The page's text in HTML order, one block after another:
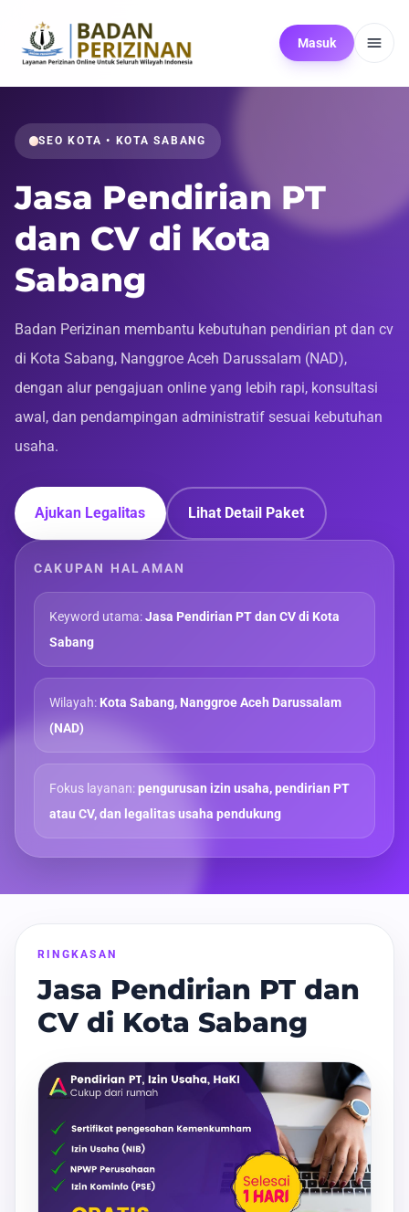
Masuk
SEO KOTA • KOTA SABANG
Jasa Pendirian PT
dan CV di Kota
Sabang
Badan Perizinan membantu kebutuhan pendirian pt dan cv
di Kota Sabang, Nanggroe Aceh Darussalam (NAD),
dengan alur pengajuan online yang lebih rapi, konsultasi
awal, dan pendampingan administratif sesuai kebutuhan
usaha.
Ajukan Legalitas Lihat Detail Paket
CAKUPAN HALAMAN
Keyword utama:Jasa Pendirian PT dan CV di Kota
Sabang
Wilayah: Kota Sabang, Nanggroe Aceh Darussalam
(NAD)
Fokus layanan:pengurusan izin usaha, pendirian PT
atau CV, dan legalitas usaha pendukung
RINGKASAN
Jasa Pendirian PT dan
CV di Kota Sabang